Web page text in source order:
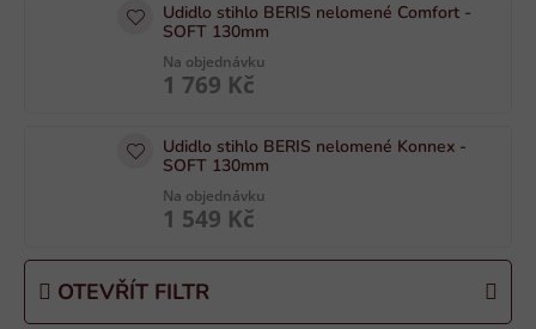
Udidlo stihlo BERIS nelomené Comfort -
SOFT 130mm
Na objednávku
1 769 Kč
Udidlo stihlo BERIS nelomené Konnex -
SOFT 130mm
Na objednávku
1 549 Kč
OTEVŘÍT FILTR